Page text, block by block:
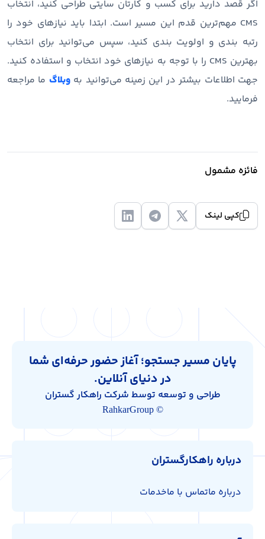
اگر قصد دارید برای کسب و کارتان سایتی طراحی کنید، انتخاب
CMS مهم‌ترین قدم این مسیر است. ابتدا باید نیازهای خود را
رتبه بندی و اولویت بندی کنید، سپس می‌توانید برای انتخاب
بهترین CMS را با توجه به نیاز‌های خود انتخاب و استفاده کنید.
جهت اطلاعات بیشتر در این زمینه می‌توانید بهوبلاگ ما مراجعه
فرمایید.
فائزه مشمول
کپی لینک
پایان مسیر جستجو؛ آغاز حضور حرفه‌ای شما
در دنیای آنلاین.
طراحی و توسعه توسط شرکت راهکار گستران
© RahkarGroup
درباره راهکارگستران
درباره ماتماس با ماخدمات